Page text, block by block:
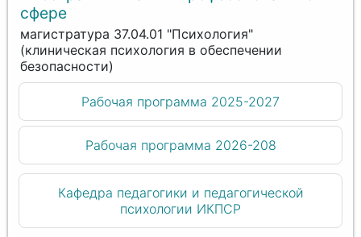
сфере
магистратура 37.04.01 "Психология"
(клиническая психология в обеспечении
безопасности)
Рабочая программа 2025-2027
Рабочая программа 2026-208
Кафедра педагогики и педагогической
психологии ИКПСР